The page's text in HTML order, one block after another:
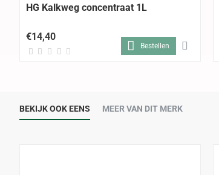
HG Kalkweg concentraat 1L
€14,40
Bestellen
BEKIJK OOK EENS MEER VAN DIT MERK